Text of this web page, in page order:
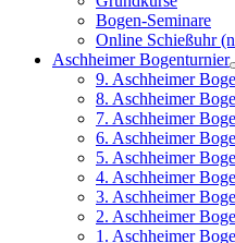
Bogen-Seminare
Online Schießuhr
Aschheimer Bogenturnier
9. Aschheimer
8. Aschheimer
7. Aschheimer
6. Aschheimer
5. Aschheimer
4. Aschheimer
3. Aschheimer
2. Aschheimer
1. Aschheimer